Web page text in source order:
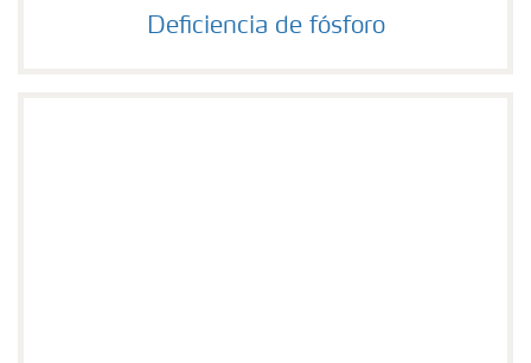
Deficiencia de fósforo
Deficiencia de fósforo